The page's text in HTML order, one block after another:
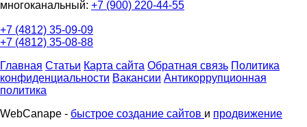
многоканальный: +7 (900) 220-44-55
+7 (4812) 35-09-09
+7 (4812) 35-08-88
Главная Статьи Карта сайта Обратная связь Политика
конфиденциальности Вакансии Антикоррупционная
политика
WebCanape - быстрое создание сайтов и продвижение